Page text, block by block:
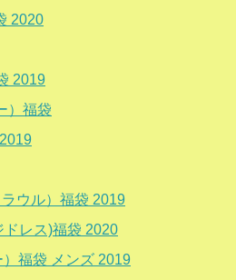
2020
2019
）福袋
ウル）福袋 2019
ドレス)福袋 2020
福袋 メンズ 2019